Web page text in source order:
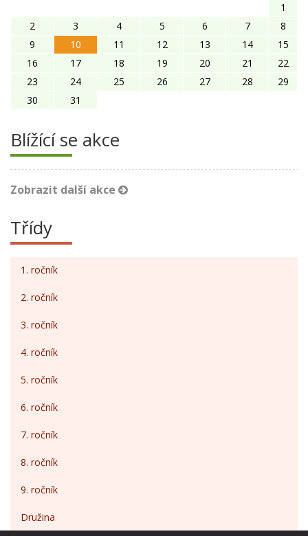
1
2
3 4 5 6 7
8
9
10 11 12 13 14
15
16
17 18 19 20 21
22
23
24 25 26 27 28
29
30
31
Blížící se akce
Zobrazit další akce
Třídy
1. ročník
2. ročník
3. ročník
4. ročník
5. ročník
6. ročník
7. ročník
8. ročník
9. ročník
Družina